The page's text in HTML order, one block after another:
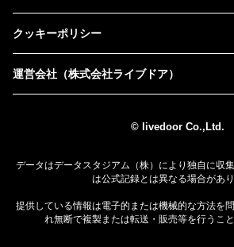
クッキーポリシー
運営会社（株式会社ライブドア）
© livedoor Co.,Ltd.
データはデータスタジアム（株）により独自に収
は公式記録とは異なる場合があり
提供している情報は電子的または機械的な方法を
れ無断で複製または転送・販売等を行うこ